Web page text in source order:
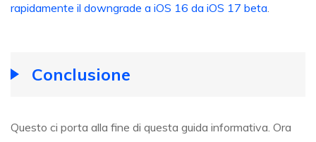
rapidamente il downgrade a iOS 16 da iOS 17 beta.
Conclusione
Questo ci porta alla fine di questa guida informativa. Ora